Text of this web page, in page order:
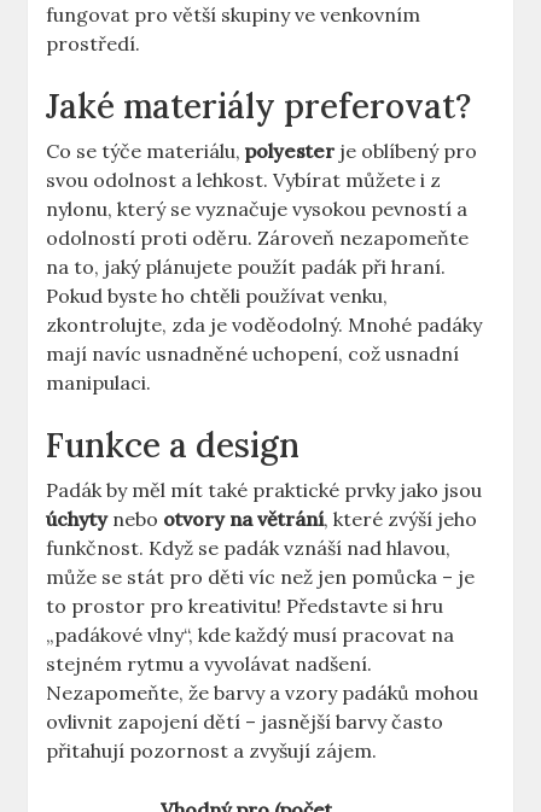
fungovat pro větší skupiny ve venkovním
prostředí.
Jaké materiály preferovat?
Co se týče materiálu,polyester je oblíbený pro
svou odolnost a lehkost. Vybírat můžete i z
nylonu, který se vyznačuje vysokou pevností a
odolností proti oděru. Zároveň nezapomeňte
na to, jaký plánujete použít padák při hraní.
Pokud byste ho chtěli používat venku,
zkontrolujte, zda je voděodolný. Mnohé padáky
mají navíc usnadněné uchopení, což usnadní
manipulaci.
Funkce a design
Padák by měl mít také praktické prvky jako jsou
úchytynebo otvory na větrání, které zvýší jeho
funkčnost. Když se padák vznáší nad hlavou,
může se stát pro děti víc než jen pomůcka – je
to prostor pro kreativitu! Představte si hru
„padákové vlny“, kde každý musí pracovat na
stejném rytmu a vyvolávat nadšení.
Nezapomeňte, že barvy a vzory padáků mohou
ovlivnit zapojení dětí – jasnější barvy často
přitahují pozornost a zvyšují zájem.